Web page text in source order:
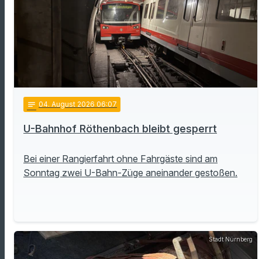
notes 04. August 2026 06:07
U-Bahnhof Röthenbach bleibt gesperrt
Bei einer Rangierfahrt ohne Fahrgäste sind am
Sonntag zwei U-Bahn-Züge aneinander gestoßen.
Stadt Nürnberg